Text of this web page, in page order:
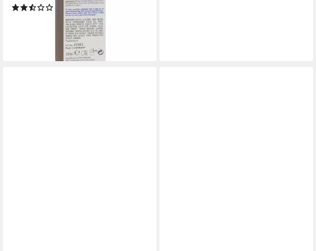
(3)
(566,33 €/ 1 l)
lieferbar - in 3-4 Werktagen bei dir